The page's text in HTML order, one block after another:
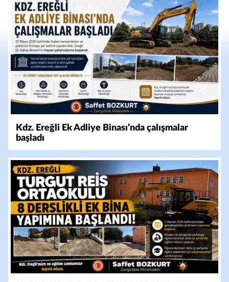
Kdz. Ereğli Ek Adliye Binası’nda çalışmalar
başladı